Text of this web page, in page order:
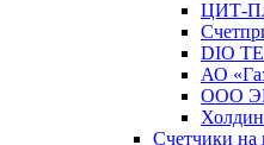
ЦИТ-
DIO
АО
ООО
Счетчики на